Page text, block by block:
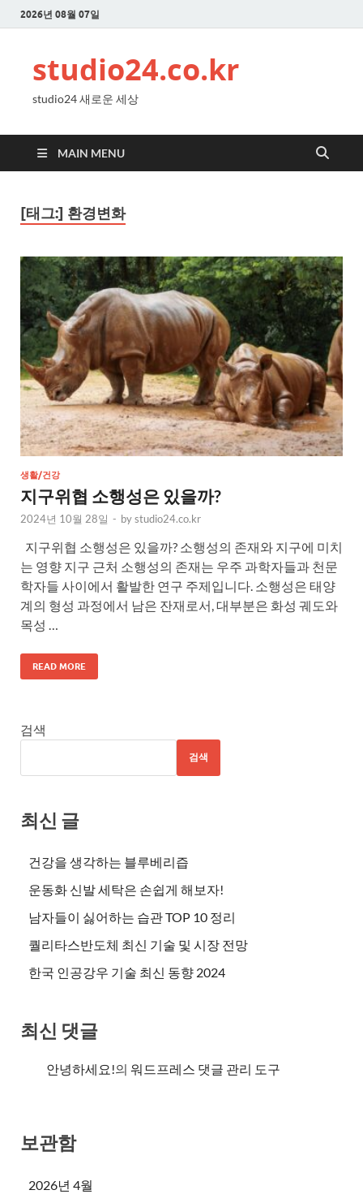
2026년 08월 07일
studio24.co.kr
studio24 새로운 세상
MAIN MENU
[태그:] 환경변화
생활/건강
지구위협 소행성은 있을까?
2024년 10월 28일 - bystudio24.co.kr
지구위협 소행성은 있을까? 소행성의 존재와 지구에 미치
는 영향 지구 근처 소행성의 존재는 우주 과학자들과 천문
학자들 사이에서 활발한 연구 주제입니다. 소행성은 태양
계의 형성 과정에서 남은 잔재로서, 대부분은 화성 궤도와
목성 …
READ MORE
검색
검색
최신 글
건강을 생각하는 블루베리즙
운동화 신발 세탁은 손쉽게 해보자!
남자들이 싫어하는 습관 TOP 10 정리
퀄리타스반도체 최신 기술 및 시장 전망
한국 인공강우 기술 최신 동향 2024
최신 댓글
안녕하세요!의 워드프레스 댓글 관리 도구
보관함
2026년 4월